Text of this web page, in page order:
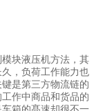
块液压机方法，其
，负荷工作能力也
是第三方物流链的
作中商品和货品的
箱的髙速却很不一